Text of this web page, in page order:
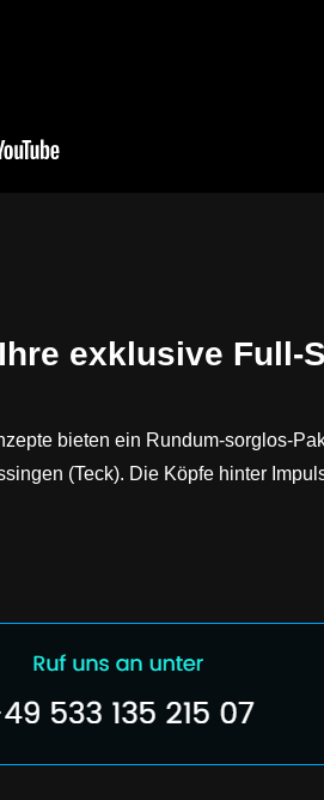
exklusive Full-
bieten ein Rundum-sorglos-
(Teck). Die Köpfe hinter